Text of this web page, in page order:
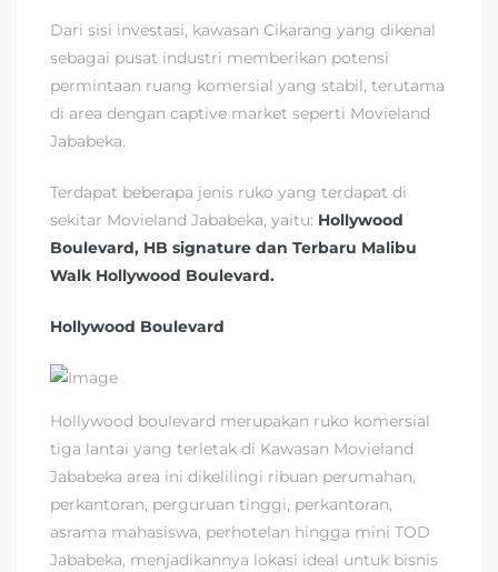
Dari sisi investasi, kawasan Cikarang yang dikenal
sebagai pusat industri memberikan potensi
permintaan ruang komersial yang stabil, terutama
di area dengan captive market seperti Movieland
Jababeka.
Terdapat beberapa jenis ruko yang terdapat di
sekitar Movieland Jababeka, yaitu: Hollywood
Boulevard, HB signature dan Terbaru Malibu
Walk Hollywood Boulevard.
Hollywood Boulevard
Hollywood boulevard merupakan ruko komersial
tiga lantai yang terletak di Kawasan Movieland
Jababeka area ini dikelilingi ribuan perumahan,
perkantoran, perguruan tinggi, perkantoran,
asrama mahasiswa, perhotelan hingga mini TOD
Jababeka, menjadikannya lokasi ideal untuk bisnis